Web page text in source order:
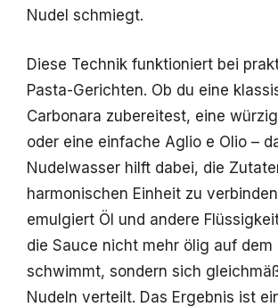
Nudel schmiegt.
Diese Technik funktioniert bei
Pasta-Gerichten. Ob du eine
Carbonara zubereitest, eine
oder eine einfache Aglio e Olio –
Nudelwasser hilft dabei, die
harmonischen Einheit zu
emulgiert Öl und andere
die Sauce nicht mehr ölig auf dem
schwimmt, sondern sich
Nudeln verteilt. Das Ergebnis ist